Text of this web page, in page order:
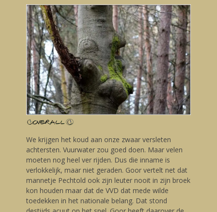
We krijgen het koud aan onze zwaar versleten
achtersten. Vuurwater zou goed doen. Maar velen
moeten nog heel ver rijden. Dus die inname is
verlokkelijk, maar niet geraden. Goor vertelt net dat
mannetje Pechtold ook zijn leuter nooit in zijn broek
kon houden maar dat de VVD dat mede wilde
toedekken in het nationale belang. Dat stond